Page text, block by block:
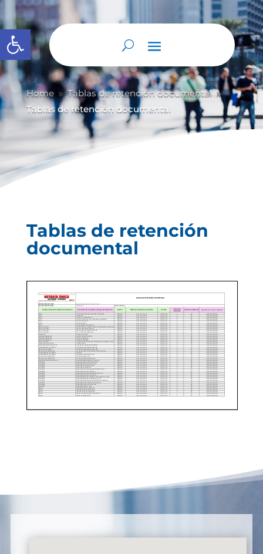
Abrir barra de herramientas
Home 9 Tablas de retención documental 9
Tablas de retención documental
Tablas de retención
documental